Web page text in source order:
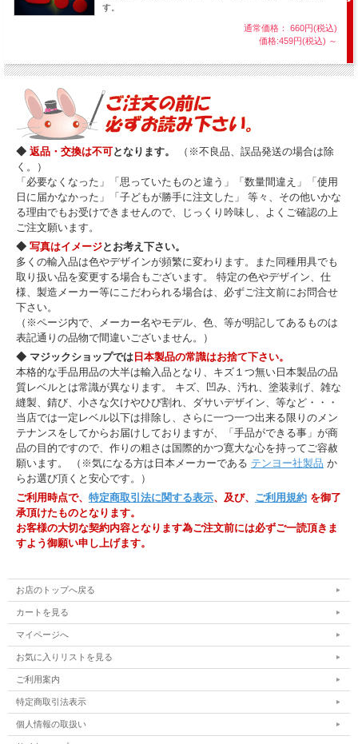
す。
通常価格： 660円(税込)
価格:459円(税込) ～
◆ 返品・交換は不可となります。
（※不良品、誤品発送の場合は除
く。）
「必要なくなった」「思っていたものと違う」「数量間違え」「使用
日に届かなかった」「子どもが勝手に注文した」 等々、その他いかな
る理由でもお受けできませんので、じっくり吟味し、よくご確認の上
ご注文願います。
◆ 写真はイメージとお考え下さい。
多くの輸入品は色やデザインが頻繁に変わります。また同種用具でも
取り扱い品を変更する場合もございます。 特定の色やデザイン、仕
様、製造メーカー等にこだわられる場合は、必ずご注文前にお問合せ
下さい。
（※ページ内で、メーカー名やモデル、色、等が明記してあるものは
表記通りの品物で間違いございません。）
◆ マジックショップでは日本製品の常識はお捨て下さい。
本格的な手品用品の大半は輸入品となり、キズ１つ無い日本製品の品
質レベルとは常識が異なります。 キズ、凹み、汚れ、塗装剥げ、雑な
縫製、錆び、小さな欠けやひび割れ、ダサいデザイン、等など・・・
当店では一定レベル以下は排除し、さらに一つ一つ出来る限りのメン
テナンスをしてからお届けしておりますが、「手品ができる事」が商
品の目的ですので、作りの粗さは国際的かつ寛大な心を持ってご容赦
願います。 （※気になる方は日本メーカーである テンヨー社製品 か
らお選び頂くと安心です。）
ご利用時点で、 特定商取引法に関する表示、及び、 ご利用規約 を御了
承頂けたものとなります。
お客様の大切な契約内容となります為ご注文前には必ずご一読頂きま
すよう御願い申し上げます。
お店のトップへ戻る
カートを見る
マイページへ
お気に入りリストを見る
ご利用案内
特定商取引法表示
個人情報の取扱い